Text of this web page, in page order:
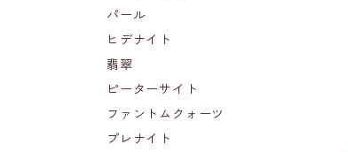
パール
ヒデナイト
翡翠
ピーターサイト
ファントムクォーツ
プレナイト